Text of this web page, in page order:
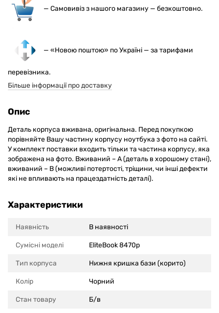
— Самовивіз з нашого магазину — безкоштовно.
— «Новою поштою» по Україні — за тарифами
перевізника.
Більше інформації про доставку
Опис
Деталь корпуса вживана, оригінальна. Перед покупкою
порівняйте Вашу частину корпусу ноутбука з фото на сайті.
У комплект поставки входить тільки та частина корпусу, яка
зображена на фото. Вживаний – А (деталь в хорошому стані),
вживаний – В (можливі потертості, тріщини, чи інші дефекти
які не впливають на працездатність деталі).
Характеристики
Наявність В наявності
Сумісні моделi EliteBook 8470p
Тип корпуса Нижня кришка бази (корито)
Колір Чорний
Стан товару Б/в